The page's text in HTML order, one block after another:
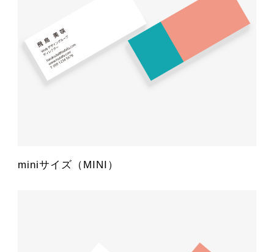
miniサイズ（MINI）